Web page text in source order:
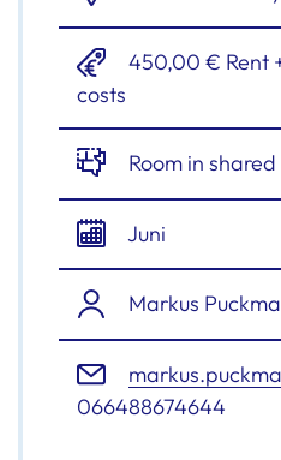
450,00 € Rent
costs
Room in
Juni
Markus
066488674644